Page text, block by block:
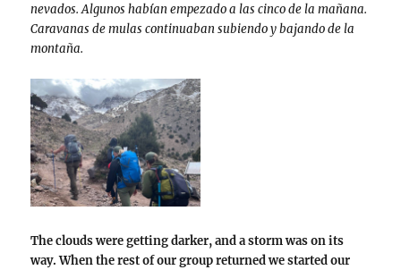
nevados. Algunos habían empezado a las cinco de la mañana.
Caravanas de mulas continuaban subiendo y bajando de la
montaña.
The clouds were getting darker, and a storm was on its
way. When the rest of our group returned we started our